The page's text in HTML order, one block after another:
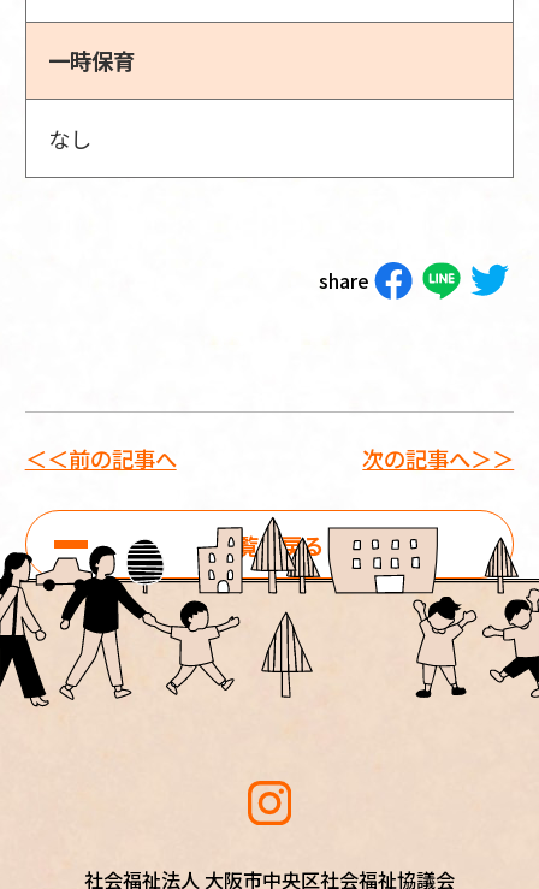
一時保育
なし
share
＜＜前の記事へ
一覧に戻る
次の記事へ＞＞
社会福祉法人 大阪市中央区社会福祉協議会